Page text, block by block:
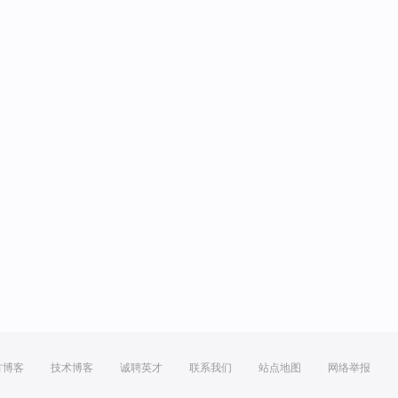
博客 技术博客 诚聘英才 联系我们 站点地图 网络举报